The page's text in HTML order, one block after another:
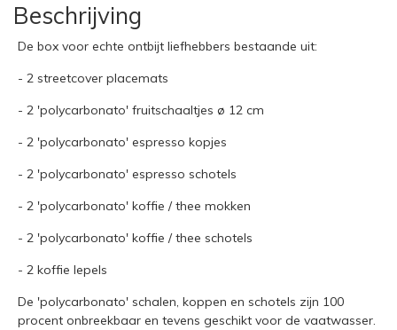
Beschrijving
De box voor echte ontbijt liefhebbers bestaande uit:
- 2 streetcover placemats
- 2 'polycarbonato' fruitschaaltjes ø 12 cm
- 2 'polycarbonato' espresso kopjes
- 2 'polycarbonato' espresso schotels
- 2 'polycarbonato' koffie / thee mokken
- 2 'polycarbonato' koffie / thee schotels
- 2 koffie lepels
De 'polycarbonato' schalen, koppen en schotels zijn 100
procent onbreekbaar en tevens geschikt voor de vaatwasser.